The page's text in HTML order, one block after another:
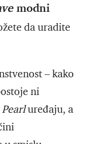
modni
da uradite
– kako
ni
Pearluređaju, a